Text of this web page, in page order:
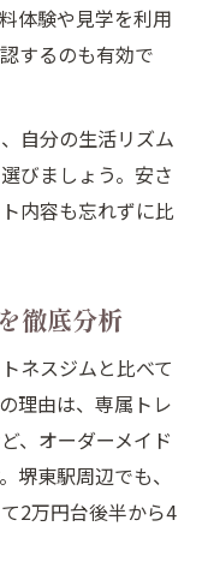
体験や見学を利用
するのも有効で
自分の生活リズム
びましょう。安さ
内容も忘れずに比
徹底分析
ネスジムと比べて
理由は、専属トレ
、オーダーメイド
堺東駅周辺でも、
2万円台後半から4